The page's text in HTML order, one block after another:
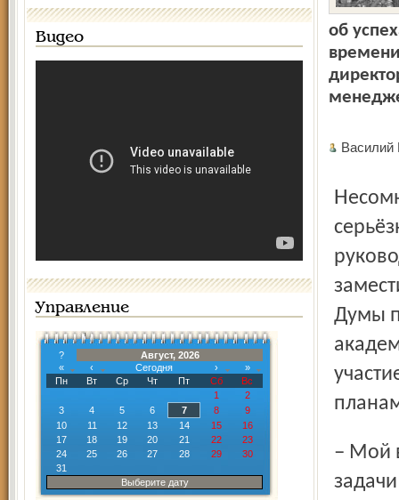
Видео
Управление
?
Август, 2026
«
‹ Сегодня ›
»
Пн
Вт Ср Чт Пт Сб
Вс
1
2
3
4 5 6 7 8
9
10
11 12 13 14 15
16
17
18 19 20 21 22
23
24
25 26 27 28 29
30
31
Выберите дату
об
Несомненно, должна была существовать весьма
Думы
– Мой визит посвящён высоким технологиям, но его